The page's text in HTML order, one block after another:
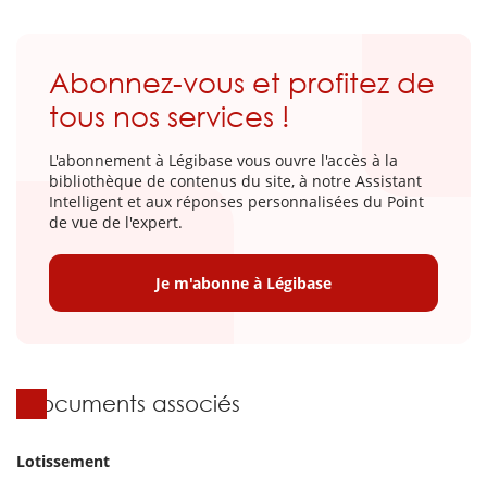
Abonnez-vous et profitez de
tous nos services !
L'abonnement à Légibase vous ouvre l'accès à la
bibliothèque de contenus du site, à notre Assistant
Intelligent et aux réponses personnalisées du Point
de vue de l'expert.
Je m'abonne à Légibase
Documents associés
Lotissement